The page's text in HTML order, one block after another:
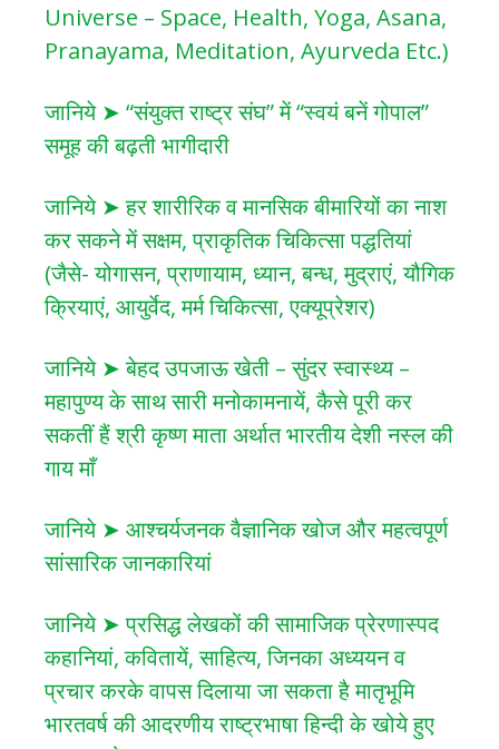
Universe – Space, Health, Yoga, Asana,
Pranayama, Meditation, Ayurveda Etc.)
जानिये ➤ “संयुक्त राष्ट्र संघ” में “स्वयं बनें गोपाल”
समूह की बढ़ती भागीदारी
जानिये ➤ हर शारीरिक व मानसिक बीमारियों का नाश
कर सकने में सक्षम, प्राकृतिक चिकित्सा पद्धतियां
(जैसे- योगासन, प्राणायाम, ध्यान, बन्ध, मुद्राएं, यौगिक
क्रियाएं, आयुर्वेद, मर्म चिकित्सा, एक्यूप्रेशर)
जानिये ➤ बेहद उपजाऊ खेती – सुंदर स्वास्थ्य –
महापुण्य के साथ सारी मनोकामनायें, कैसे पूरी कर
सकतीं हैं श्री कृष्ण माता अर्थात भारतीय देशी नस्ल की
गाय माँ
जानिये ➤ आश्चर्यजनक वैज्ञानिक खोज और महत्वपूर्ण
सांसारिक जानकारियां
जानिये ➤ प्रसिद्ध लेखकों की सामाजिक प्रेरणास्पद
कहानियां, कवितायें, साहित्य, जिनका अध्ययन व
प्रचार करके वापस दिलाया जा सकता है मातृभूमि
भारतवर्ष की आदरणीय राष्ट्रभाषा हिन्दी के खोये हुए